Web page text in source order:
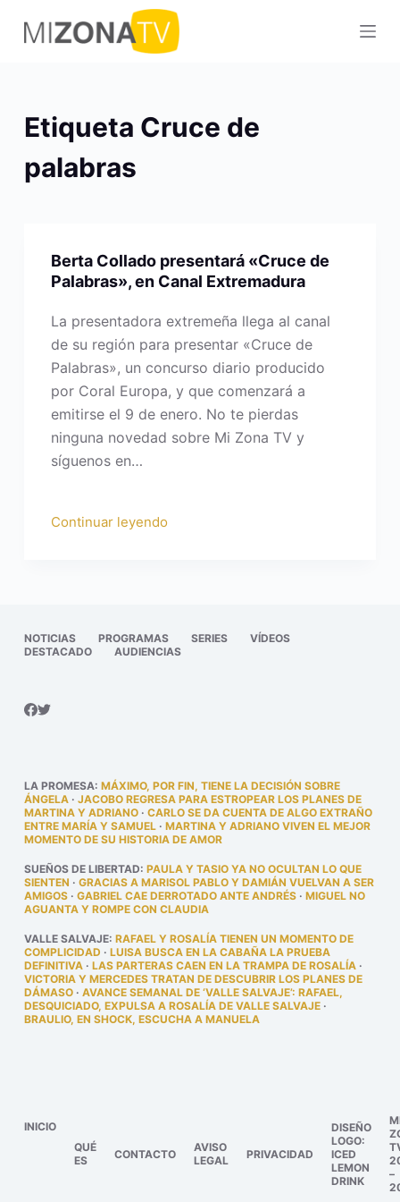
S
a
a
a
Etiqueta Cruce de
palabras
Berta Collado presentará «Cruce de
Palabras», en Canal Extremadura
La presentadora extremeña llega al canal
de su región para presentar «Cruce de
Palabras», un concurso diario producido
por Coral Europa, y que comenzará a
emitirse el 9 de enero. No te pierdas
ninguna novedad sobre Mi Zona TV y
síguenos en…
Continuar leyendo
NOTICIAS PROGRAMAS SERIES
VÍDEOS
DESTACADO
AUDIENCIAS
LA PROMESA: MÁXIMO, POR FIN, TIENE LA DECISIÓN SOBRE
ÁNGELA· JACOBO REGRESA PARA ESTROPEAR LOS PLANES DE
MARTINA Y ADRIANO· CARLO SE DA CUENTA DE ALGO EXTRAÑO
ENTRE MARÍA Y SAMUEL· MARTINA Y ADRIANO VIVEN EL MEJOR
MOMENTO DE SU HISTORIA DE AMOR
SUEÑOS DE LIBERTAD: PAULA Y TASIO YA NO OCULTAN LO QUE
SIENTEN · GRACIAS A MARISOL PABLO Y DAMIÁN VUELVAN A SER
AMIGOS· GABRIEL CAE DERROTADO ANTE ANDRÉS· MIGUEL NO
AGUANTA Y ROMPE CON CLAUDIA
VALLE SALVAJE: RAFAEL Y ROSALÍA TIENEN UN MOMENTO DE
COMPLICIDAD · LUISA BUSCA EN LA CABAÑA LA PRUEBA
DEFINITIVA· LAS PARTERAS CAEN EN LA TRAMPA DE ROSALÍA·
VICTORIA Y MERCEDES TRATAN DE DESCUBRIR LOS PLANES DE
DÁMASO· AVANCE SEMANAL DE ‘VALLE SALVAJE’: RAFAEL,
DESQUICIADO, EXPULSA A ROSALÍA DE VALLE SALVAJE·
BRAULIO, EN SHOCK, ESCUCHA A MANUELA
INICIO
QUÉ
ES
CONTACTO
AVISO
LEGAL
PRIVACIDAD
DISEÑO
LOGO:
ICED
LEMON
DRINK
–